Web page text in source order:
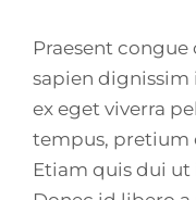
Praesent
sapien
ex eget viverra
tempus, pretium
Etiam quis dui